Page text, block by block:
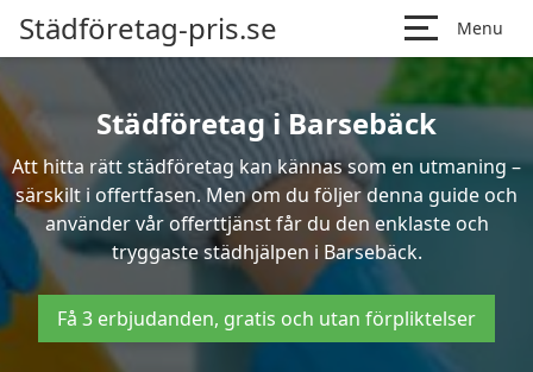
Städföretag-pris.se Menu
Städföretag i Barsebäck
Att hitta rätt städföretag kan kännas som en utmaning –
särskilt i offertfasen. Men om du följer denna guide och
använder vår offerttjänst får du den enklaste och
tryggaste städhjälpen i Barsebäck.
Få 3 erbjudanden, gratis och utan förpliktelser